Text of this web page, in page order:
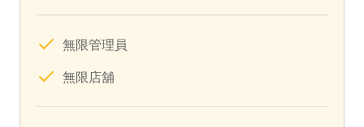
無限管理員
無限店舖